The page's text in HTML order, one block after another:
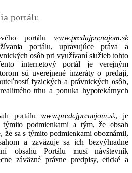
portálu
portálu www.predajprenajom.sk
portálu, upravujúce práva a
osôb pri využívaní služieb tohto
internetový portál je verejným
sú uverejnené inzeráty o predaji,
fyzických a právnických osôb,
trhu a ponuka hypotekárnych
portálu www.predajprenajom.sk, je
podmienkami a tým, že obsah
že sa s týmito podmienkami oboznámil,
a zaväzuje sa ich bezvýhradne
obsahu Portálu musí návštevník
záväzné právne predpisy, etické a